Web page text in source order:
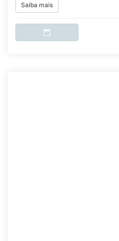
Saiba mais